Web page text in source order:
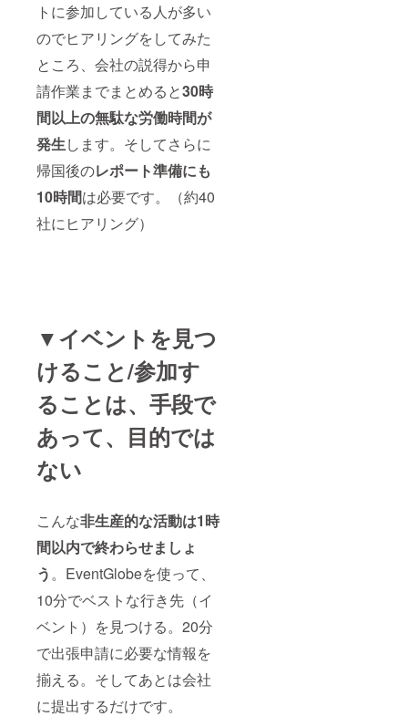
トに参加している人が多い
のでヒアリングをしてみた
ところ、会社の説得から申
請作業までまとめると30時
間以上の無駄な労働時間が
発生します。そしてさらに
帰国後のレポート準備にも
10時間は必要です。（約40
社にヒアリング）
▼イベントを見つ
けること/参加す
ることは、手段で
あって、目的では
ない
こんな非生産的な活動は1時
間以内で終わらせましょ
う。EventGlobeを使って、
10分でベストな行き先（イ
ベント）を見つける。20分
で出張申請に必要な情報を
揃える。そしてあとは会社
に提出するだけです。